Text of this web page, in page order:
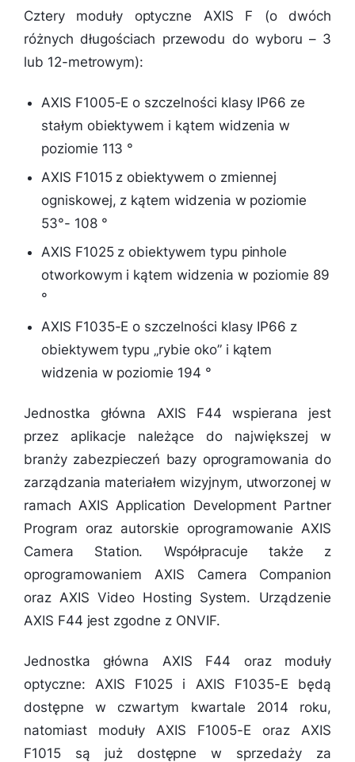
Cztery moduły optyczne AXIS F (o dwóch
różnych długościach przewodu do wyboru – 3
lub 12-metrowym):
AXIS F1005-E o szczelności klasy IP66 ze
stałym obiektywem i kątem widzenia w
poziomie 113 °
AXIS F1015 z obiektywem o zmiennej
ogniskowej, z kątem widzenia w poziomie
53°- 108 °
AXIS F1025 z obiektywem typu pinhole
otworkowym i kątem widzenia w poziomie 89
°
AXIS F1035-E o szczelności klasy IP66 z
obiektywem typu „rybie oko” i kątem
widzenia w poziomie 194 °
Jednostka główna AXIS F44 wspierana jest
przez aplikacje należące do największej w
branży zabezpieczeń bazy oprogramowania do
zarządzania materiałem wizyjnym, utworzonej w
ramach AXIS Application Development Partner
Program oraz autorskie oprogramowanie AXIS
Camera Station. Współpracuje także z
oprogramowaniem AXIS Camera Companion
oraz AXIS Video Hosting System. Urządzenie
AXIS F44 jest zgodne z ONVIF.
Jednostka główna AXIS F44 oraz moduły
optyczne: AXIS F1025 i AXIS F1035-E będą
dostępne w czwartym kwartale 2014 roku,
natomiast moduły AXIS F1005-E oraz AXIS
F1015 są już dostępne w sprzedaży za